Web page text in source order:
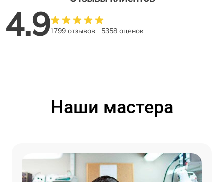
4.91799 отзывов 5358 оценок
Наши мастера